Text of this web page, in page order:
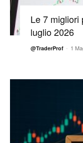
Le 7 migliori
luglio 2026
@TraderProf - 1